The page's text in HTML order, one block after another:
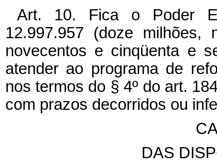
Art. 10. Fica o Poder
12.997.957 (doze
novecentos e cinqüenta e
atender ao programa de
nos termos do § 4º do art.
com prazos decorridos ou
DAS